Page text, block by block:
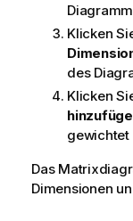
Klicken
des
Klicken
gewichtet
Das
Dimensionen